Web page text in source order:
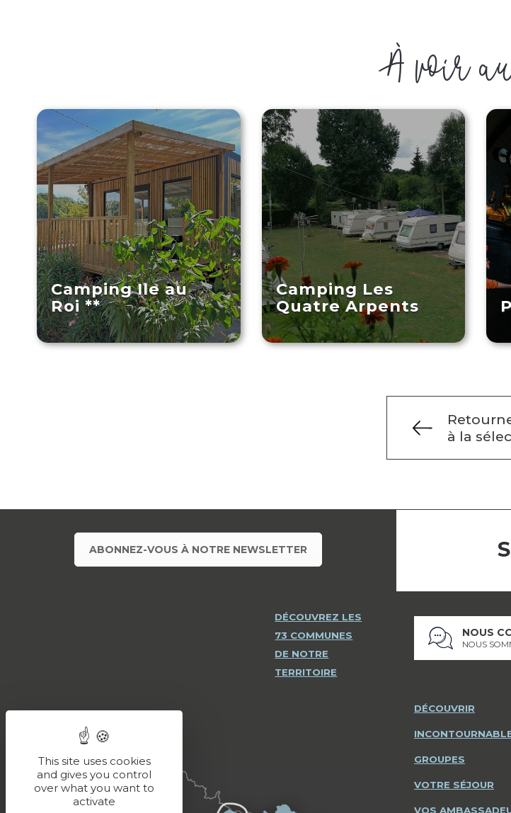
À voir
Camping Ile au
Roi **
Camping Les
Quatre Arpents
à la
ABONNEZ-VOUS À NOTRE NEWSLETTER
DÉCOUVREZ LES
73 COMMUNES
DE NOTRE
TERRITOIRE
NOUS
NOUS
DÉCOUVRIR
GROUPES
VOTRE SÉJOUR
VOS
This site uses cookies
and gives you control
over what you want to
activate